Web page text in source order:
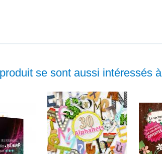
se sont aussi intéressés à